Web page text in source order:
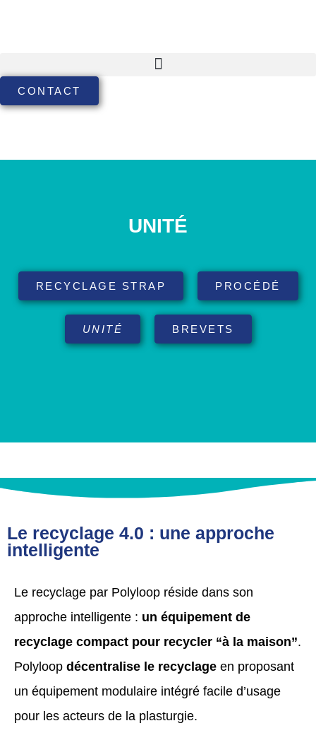
CONTACT
UNITÉ
RECYCLAGE STRAP PROCÉDÉ
UNITÉ BREVETS
Le recyclage 4.0 : une approche
intelligente
Le recyclage par Polyloop réside dans son
approche intelligente : un équipement de
recyclage compact pour recycler “à la maison”.
Polyloop décentralise le recyclage en proposant
un équipement modulaire intégré facile d’usage
pour les acteurs de la plasturgie.